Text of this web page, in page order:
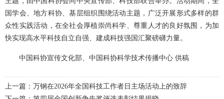
国学会、地方科协、基层组织围绕活动主题，广泛开展形式多样的群
众性实践活动，在全社会厚植崇尚科学、尊重人才的良好氛围，为加
快实现高水平科技自立自强、建成科技强国汇聚磅礴力量。
中国科协宣传文化部、中国科协科学技术传播中心 供稿
上一篇：万钢在2026年全国科技工作者日主场活动上的致辞